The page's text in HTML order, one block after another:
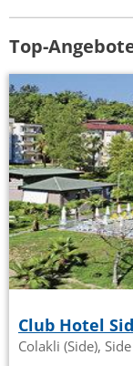
Top-
Club Hotel
Colakli (Side),